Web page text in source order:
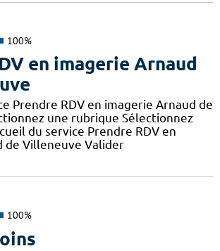
100%
en imagerie Arnaud
Prendre RDV en imagerie Arnaud de
une rubrique Sélectionnez
du service Prendre RDV en
de Villeneuve Valider
100%